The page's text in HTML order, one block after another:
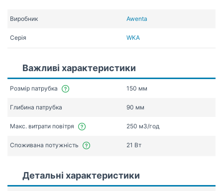
Виробник Awenta
Серія WKA
Важливі характеристики
Розмір патрубка 150 мм
Глибина патрубка 90 мм
Макс. витрати повітря 250 мЗ/год
Споживана потужність 21 Вт
Детальні характеристики